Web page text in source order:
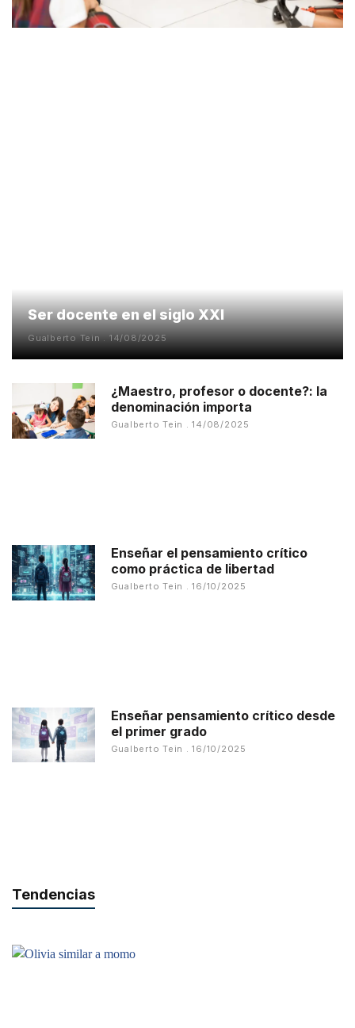
Ser docente en el siglo XXI
Gualberto Tein 14/08/2025
¿Maestro, profesor o docente?: la
denominación importa
Gualberto Tein 14/08/2025
Enseñar el pensamiento crítico
como práctica de libertad
Gualberto Tein 16/10/2025
Enseñar pensamiento crítico desde
el primer grado
Gualberto Tein 16/10/2025
Tendencias